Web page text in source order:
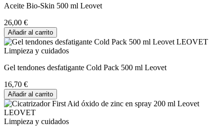
Aceite Bio-Skin 500 ml Leovet
26,00 €
Añadir al carrito
Limpieza y cuidados
Gel tendones desfatigante Cold Pack 500 ml Leovet
16,70 €
Añadir al carrito
Limpieza y cuidados